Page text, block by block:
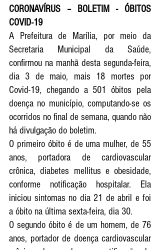
CORONAVÍRUS – BOLETIM - ÓBITOS
COVID-19
A Prefeitura de Marília, por meio da
Secretaria Municipal da Saúde,
confirmou na manhã desta segunda-feira,
dia 3 de maio, mais 18 mortes por
Covid-19, chegando a 501 óbitos pela
doença no município, computando-se os
ocorridos no final de semana, quando não
há divulgação do boletim.
O primeiro óbito é de uma mulher, de 55
anos, portadora de cardiovascular
crônica, diabetes mellitus e obesidade,
conforme notificação hospitalar. Ela
iniciou sintomas no dia 21 de abril e foi
a óbito na última sexta-feira, dia 30.
O segundo óbito é de um homem, de 76
anos, portador de doença cardiovascular